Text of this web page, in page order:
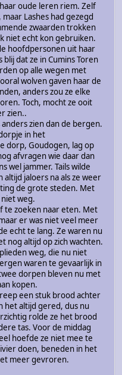
oude leren riem. Zelf
Lashes had gezegd
zwaarden trokken
niet echt kon gebruiken.
hoofdpersonen uit haar
dat ze in Cumins Toren
op alle wegen met
wolven gaven haar de
anders zou ze elke
Toch, mocht ze ooit
zien..
zien dan de bergen.
in het
dorp, Goudogen, lag op
afvragen wie daar dan
wel jammer. Tails wilde
jaloers na als ze weer
de grote steden. Met
weg.
te zoeken naar eten. Met
er was niet veel meer
echt te lang. Ze waren nu
nog altijd op zich wachten.
weg, die nu niet
waren te gevaarlijk in
dorpen bleven nu met
kopen.
een stuk brood achter
het altijd gered, dus nu
rolde ze het brood
tas. Voor de middag
hoefde ze niet mee te
doen, beneden in het
meer gevroren.